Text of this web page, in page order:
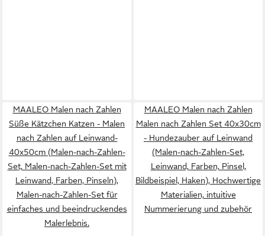
MAALEO Malen nach Zahlen
Süße Kätzchen Katzen - Malen
nach Zahlen auf Leinwand-
40x50cm (Malen-nach-Zahlen-
Set, Malen-nach-Zahlen-Set mit
Leinwand, Farben, Pinseln),
Malen-nach-Zahlen-Set für
einfaches und beeindruckendes
Malerlebnis.
MAALEO Malen nach Zahlen
Malen nach Zahlen Set 40x30cm
- Hundezauber auf Leinwand
(Malen-nach-Zahlen-Set,
Leinwand, Farben, Pinsel,
Bildbeispiel, Haken), Hochwertige
Materialien, intuitive
Nummerierung und zubehör